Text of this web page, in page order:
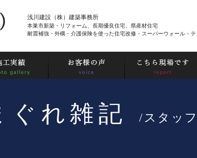
浅川建設（株）建築事務所
本巣市新築・リフォーム、長期優良住宅、県産材住宅
耐震補強・外構・介護保険を使った住宅改修・スーパーウォール・
ぐれ雑記 /スタッ